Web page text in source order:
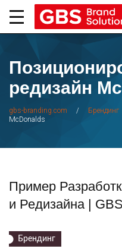
редизайн
gbs-branding.com / Брендинг
McDonalds
Пример
и Редизайна | GBS
Брендинг